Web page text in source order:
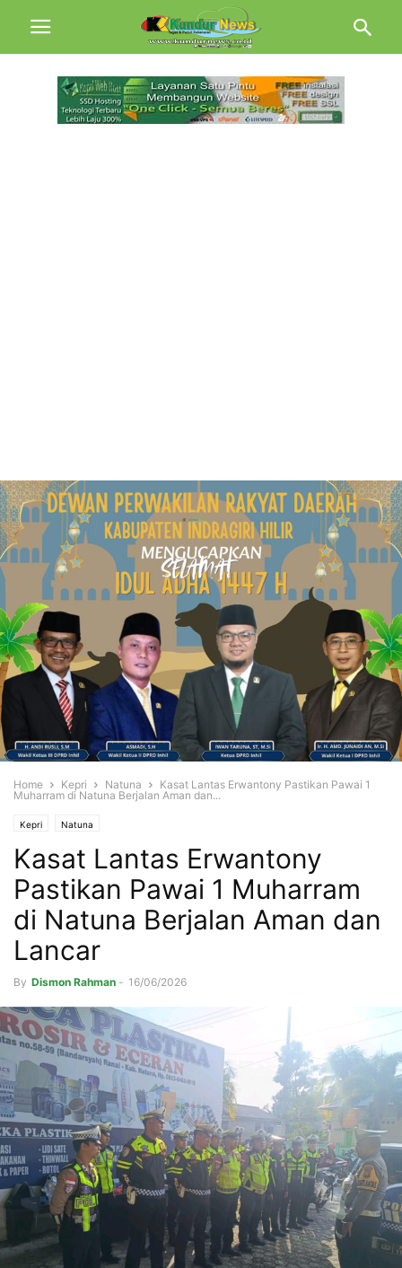
Home Kepri Natuna
Kasat Lantas Erwantony Pastikan Pawai 1
Muharram di Natuna Berjalan Aman dan...
Kepri Natuna
Kasat Lantas Erwantony
Pastikan Pawai 1 Muharram
di Natuna Berjalan Aman dan
Lancar
By Dismon Rahman - 16/06/2026